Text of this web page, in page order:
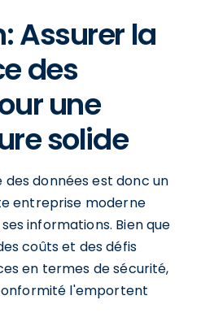
Assurer la
des
une
solide
données est donc un
entreprise moderne
informations. Bien que
coûts et des défis
en termes de sécurité,
l'emportent